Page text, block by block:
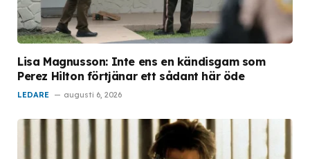
Lisa Magnusson: Inte ens en kändisgam som
Perez Hilton förtjänar ett sådant här öde
LEDARE augusti 6, 2026